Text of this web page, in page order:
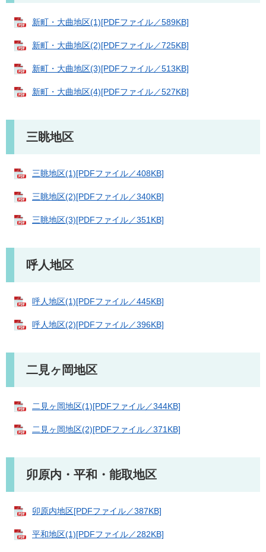
新町・大曲地区(1)[PDFファイル／589KB]
新町・大曲地区(2)[PDFファイル／725KB]
新町・大曲地区(3)[PDFファイル／513KB]
新町・大曲地区(4)[PDFファイル／527KB]
三眺地区
三眺地区(1)[PDFファイル／408KB]
三眺地区(2)[PDFファイル／340KB]
三眺地区(3)[PDFファイル／351KB]
呼人地区
呼人地区(1)[PDFファイル／445KB]
呼人地区(2)[PDFファイル／396KB]
二見ヶ岡地区
二見ヶ岡地区(1)[PDFファイル／344KB]
二見ヶ岡地区(2)[PDFファイル／371KB]
卯原内・平和・能取地区
卯原内地区[PDFファイル／387KB]
平和地区(1)[PDFファイル／282KB]